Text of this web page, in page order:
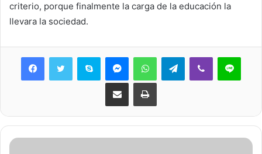
criterio, porque finalmente la carga de la educación la
llevara la sociedad.
Skype MessengerWhatsAppTelegramViber Line
Share via Email Print